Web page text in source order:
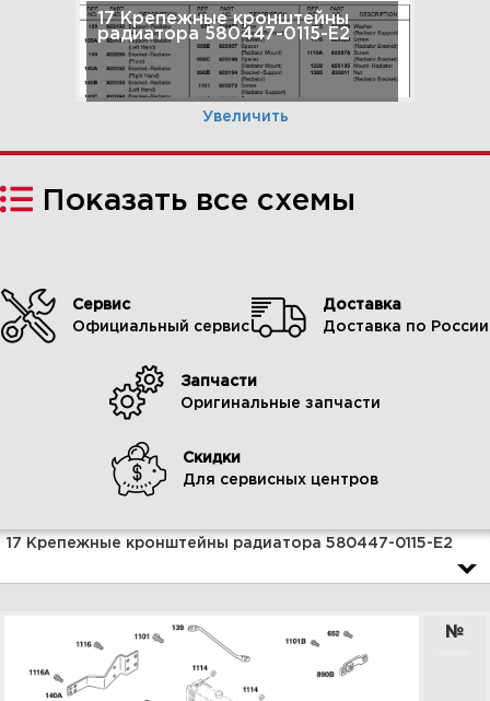
17 Крепежные кронштейны
радиатора 580447-0115-E2
Увеличить
18 Радиатор, шланги,
монтажные кронштейны,
Показать все схемы
Сервис
Официальный сервис
Доставка
Доставка по России
Запчасти
Оригинальные запчасти
Скидки
Для сервисных центров
17 Крепежные кронштейны радиатора 580447-0115-E2
№